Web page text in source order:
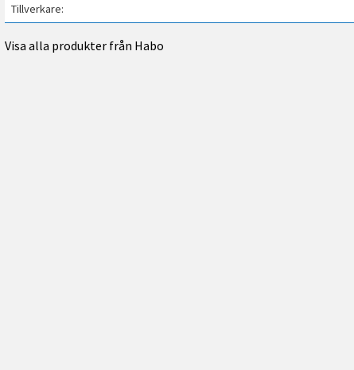
Tillverkare
Visa alla produkter från Habo